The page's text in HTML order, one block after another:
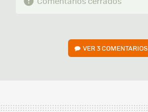
VER3 COMENTARIOS